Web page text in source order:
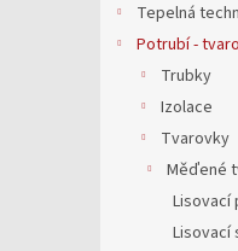
Tepelná
Potrubí -
Trubky
Izolace
Tvarovky
Měďené
Lisovací
Lisovací